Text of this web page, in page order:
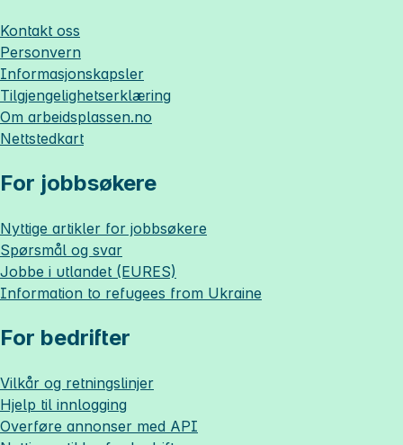
Kontakt oss
Personvern
Informasjonskapsler
Tilgjengelighetserklæring
Om arbeidsplassen.no
Nettstedkart
For jobbsøkere
Nyttige artikler for jobbsøkere
Spørsmål og svar
Jobbe i utlandet (EURES)
Information to refugees from Ukraine
For bedrifter
Vilkår og retningslinjer
Hjelp til innlogging
Overføre annonser med API